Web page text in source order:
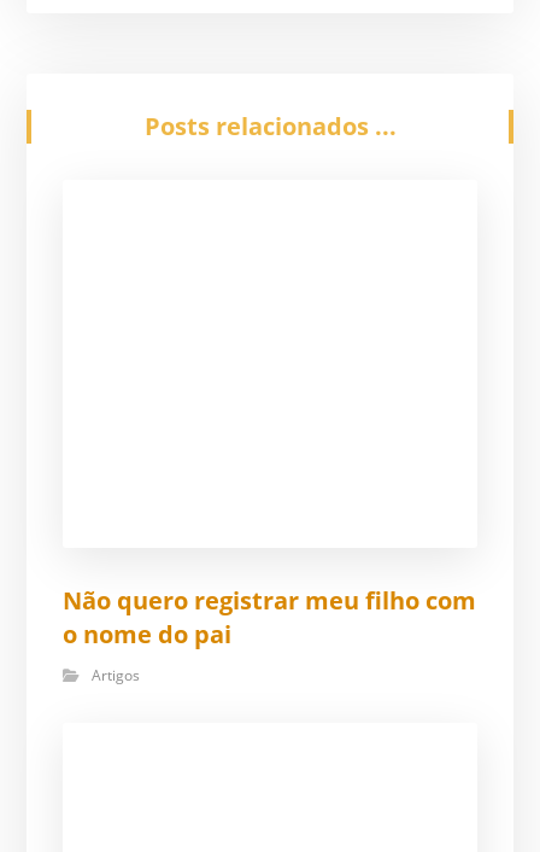
Posts relacionados ...
Não quero registrar meu filho com
o nome do pai
Artigos